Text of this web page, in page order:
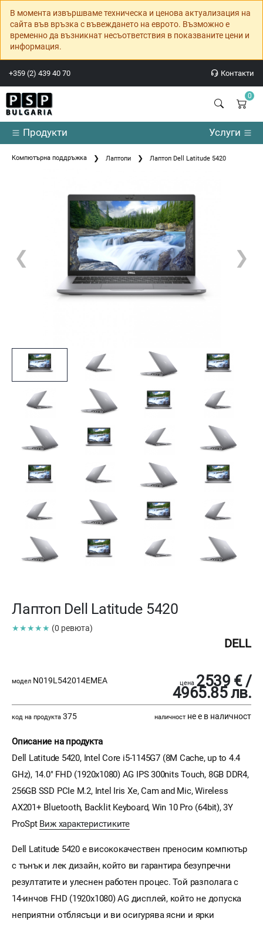
В момента извършваме техническа и ценова актуализация на
сайта във връзка с въвеждането на еврото. Възможно е
временно да възникнат несъответствия в показваните цени и
информация.
+359 (2) 439 40 70 Контакти
0
Продукти Услуги
Компютърна поддръжка Лаптопи Лаптоп Dell Latitude 5420
❮ ❯
Лаптоп Dell Latitude 5420
★★★★★ (0 ревюта)
DELL
модел N019L542014EMEA цена 2539 € /
4965.85 лв.
код на продукта 375 наличност не е в наличност
Описание на продукта
Dell Latitude 5420, Intel Core i5-1145G7 (8M Cache, up to 4.4
GHz), 14.0" FHD (1920x1080) AG IPS 300nits Touch, 8GB DDR4,
256GB SSD PCIe M.2, Intel Iris Xe, Cam and Mic, Wireless
AX201+ Bluetooth, Backlit Keyboard, Win 10 Pro (64bit), 3Y
ProSpt Виж характеристиките
Dell Latitude 5420 e висококачествен преносим компютър
с тънък и лек дизайн, който ви гарантира безупречни
резултатите и улеснен работен процес. Той разполага с
14-инчов FHD (1920x1080) AG дисплей, който не допуска
неприятни отблясъци и ви осигурява ясни и ярки